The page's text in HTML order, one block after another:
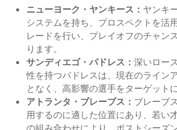
ニューヨーク・ヤンキース： ヤンキ
システムを持ち、プロスペクトを活
レードを行い、プレイオフのチャン
ります。
サンディエゴ・パドレス： 深いロー
性を持つパドレスは、現在のライン
となく、高影響の選手をターゲット
アトランタ・ブレーブス： ブレーブ
用するのに適した位置にあり、若い